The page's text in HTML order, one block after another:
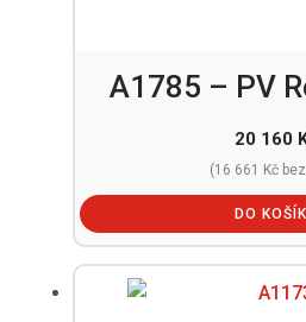
A1785 – PV
20 160
(16 661 Kč
DO